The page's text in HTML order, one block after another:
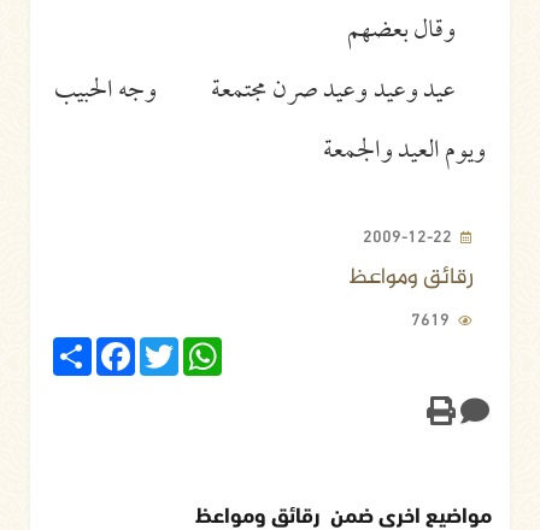
وقال بعضهم
عيد وعيد وعيد صرن مجتمعة وجه الحبيب
ويوم العيد والجمعة
2009-12-22
رقائق ومواعظ
7619
Share
FacebookTwitter
WhatsApp
مواضيع اخرى ضمن رقائق ومواعظ